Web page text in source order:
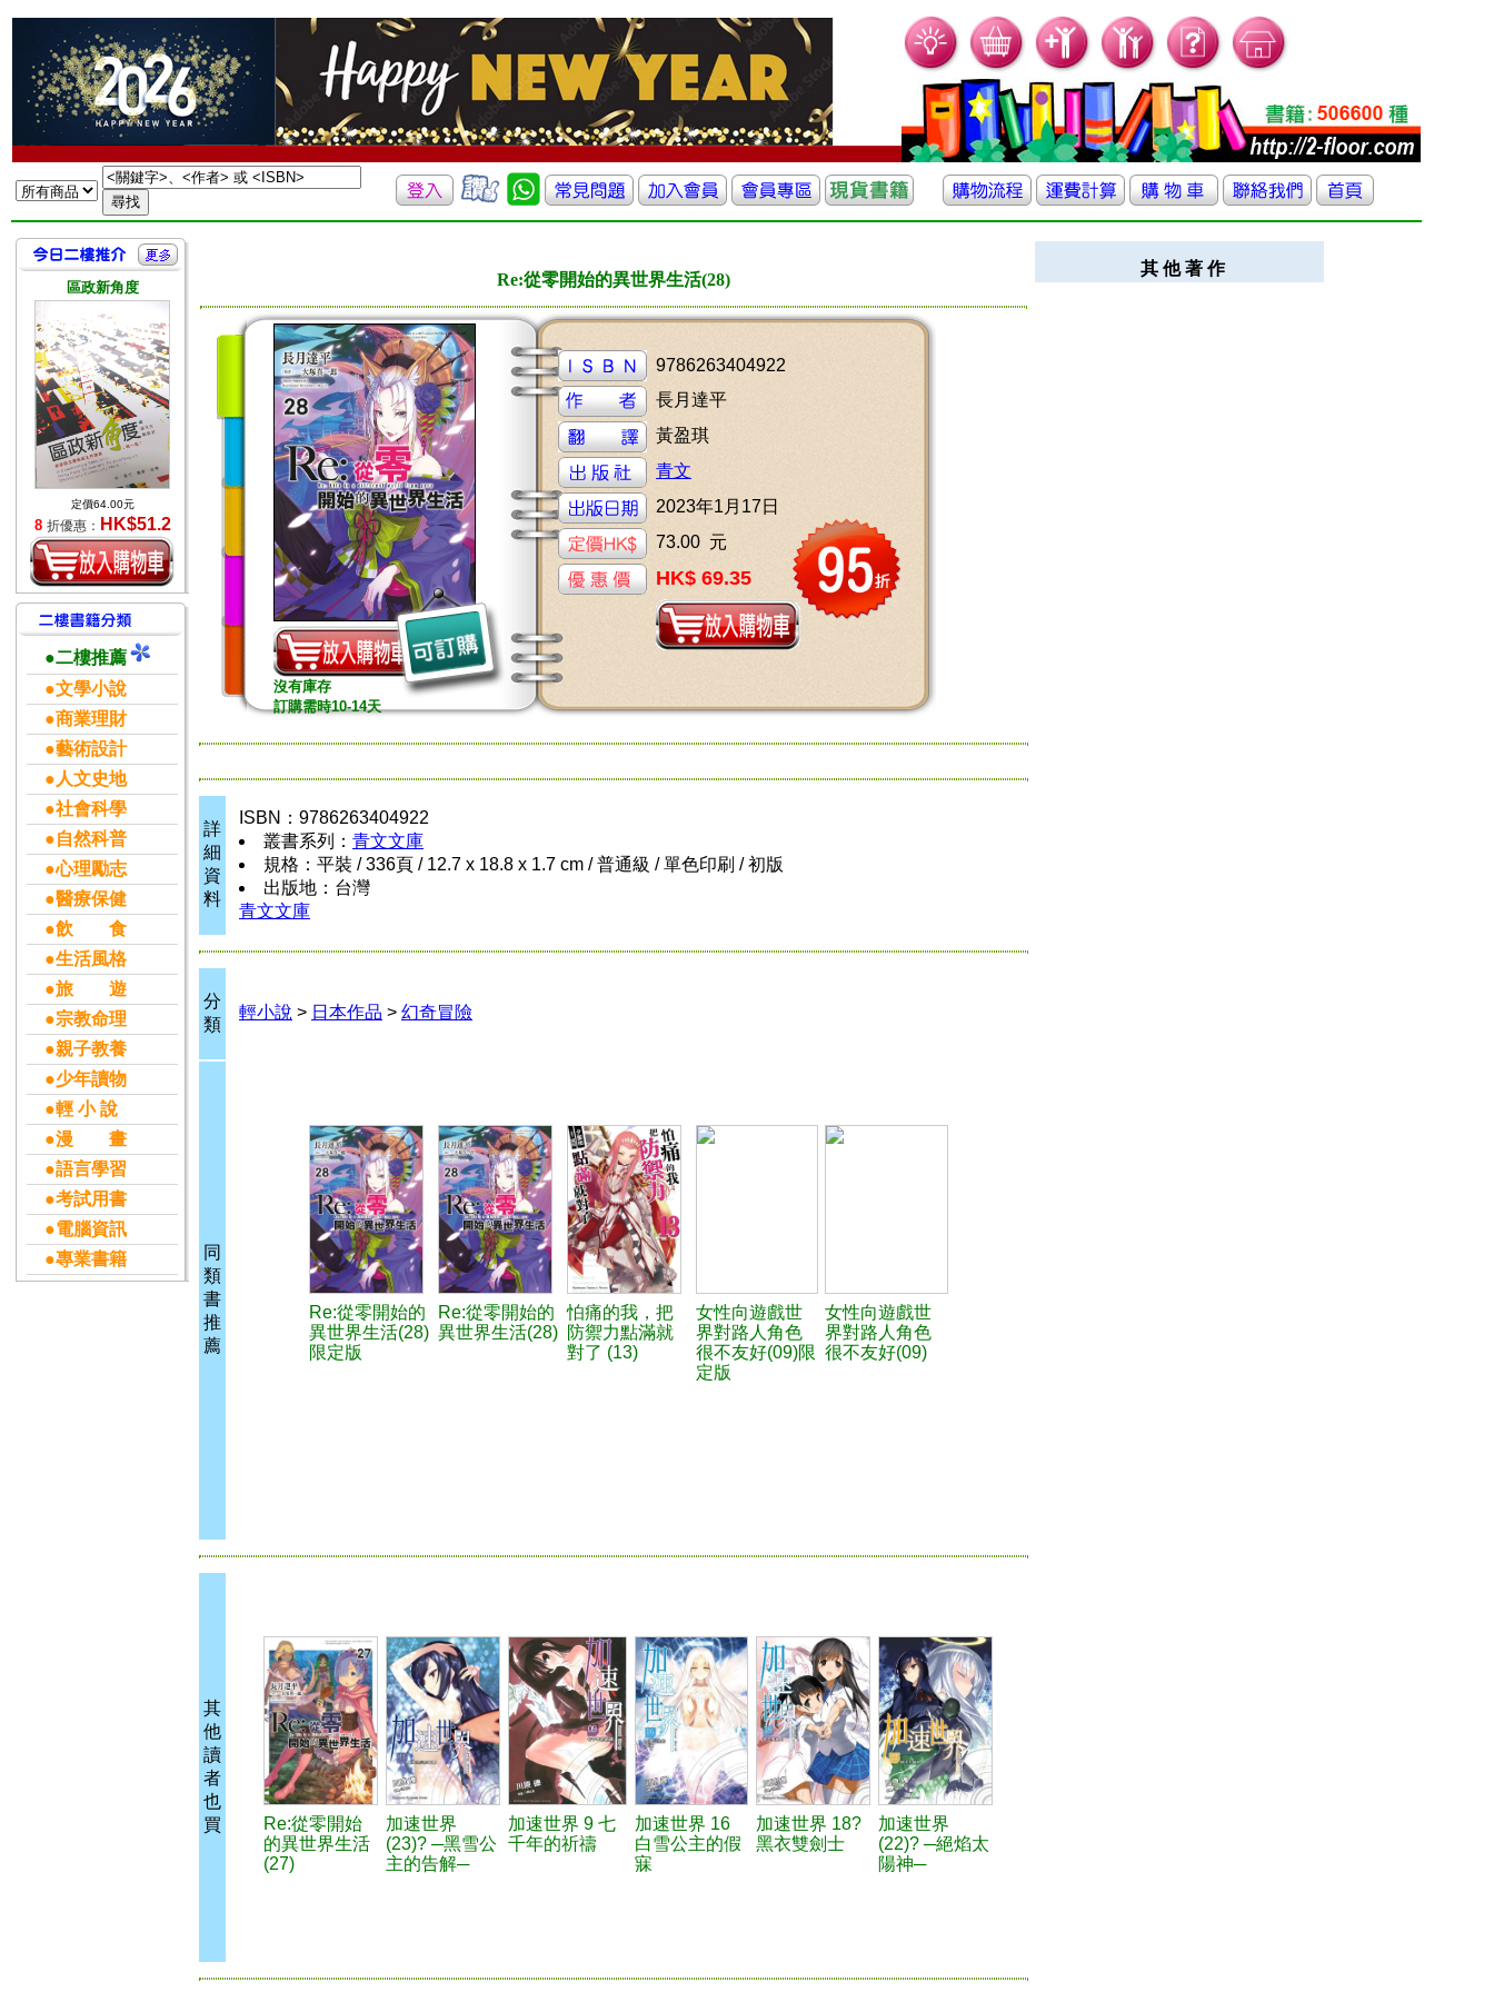
區政新角度
定價64.00元
8 折優惠： HK$51.2
●二樓推薦
●文學小說
●商業理財
●藝術設計
●人文史地
●社會科學
●自然科普
●心理勵志
●醫療保健
●飲 食
●生活風格
●旅 遊
●宗教命理
●親子教養
●少年讀物
●輕 小 說
●漫 畫
●語言學習
●考試用書
●電腦資訊
●專業書籍
Re:從零開始的異世界生活(28)
沒有庫存
訂購需時10-14天
9786263404922
長月達平
黃盈琪
青文
2023年1月17日
73.00 元
HK$ 69.35
詳
細
資
料
ISBN：9786263404922
叢書系列： 青文文庫
規格：平裝 / 336頁 / 12.7 x 18.8 x 1.7 cm / 普通級 / 單色印刷 / 初版
出版地：台灣
青文文庫
分
類
輕小說 > 日本作品 > 幻奇冒險
同
類
書
推
薦
Re:從零開始的
異世界生活(28)
限定版
Re:從零開始的
異世界生活(28)
怕痛的我，把
防禦力點滿就
對了 (13)
女性向遊戲世
界對路人角色
很不友好(09)限
定版
女性向遊戲世
界對路人角色
很不友好(09)
其
他
讀
者
也
買
Re:從零開始
的異世界生活
(27)
加速世界
(23)? ─黑雪公
主的告解─
加速世界 9 七
千年的祈禱
加速世界 16
白雪公主的假
寐
加速世界 18?
黑衣雙劍士
加速世界
(22)? ─絕焰太
陽神─
其 他 著 作